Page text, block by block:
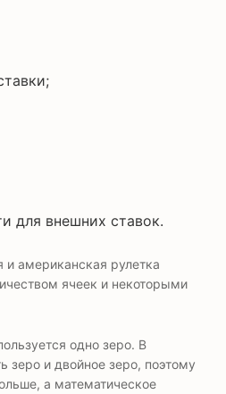
для внешних ставок.
и американская рулетка
ячеек и некоторыми
одно зеро. В
зеро и двойное зеро, поэтому
а математическое